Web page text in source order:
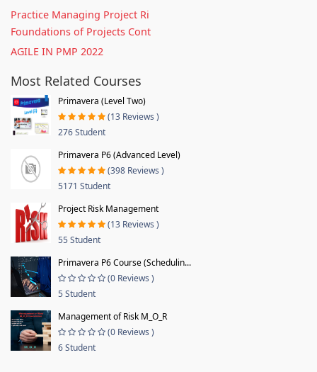
Practice Managing Project Ri
Foundations of Projects Cont
AGILE IN PMP 2022
Most Related Courses
Primavera (Level Two)
(13 Reviews )
276 Student
Primavera P6 (Advanced Level)
(398 Reviews )
5171 Student
Project Risk Management
(13 Reviews )
55 Student
Primavera P6 Course (Schedulin...
(0 Reviews )
5 Student
Management of Risk M_O_R
(0 Reviews )
6 Student